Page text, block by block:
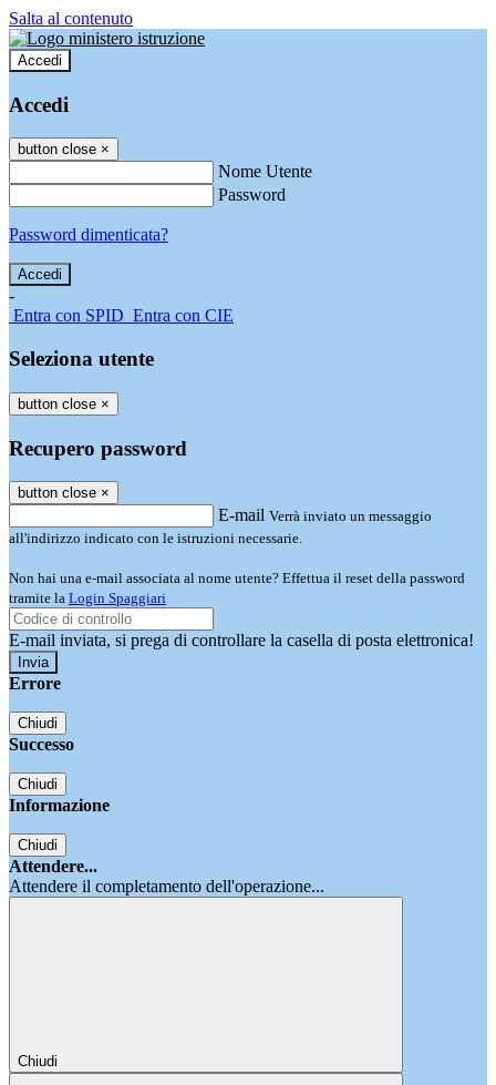
Salta al contenuto
Accedi
Accedi
button close ×
Nome Utente
Password
Password dimenticata?
-
Entra con SPID Entra con CIE
Seleziona utente
button close ×
Recupero password
button close ×
E-mail Verrà inviato un messaggio
all'indirizzo indicato con le istruzioni necessarie.
Non hai una e-mail associata al nome utente? Effettua il reset della password
tramite la Login Spaggiari
E-mail inviata, si prega di controllare la casella di posta elettronica!
Errore
Chiudi
Successo
Chiudi
Informazione
Chiudi
Attendere...
Attendere il completamento dell'operazione...
Chiudi